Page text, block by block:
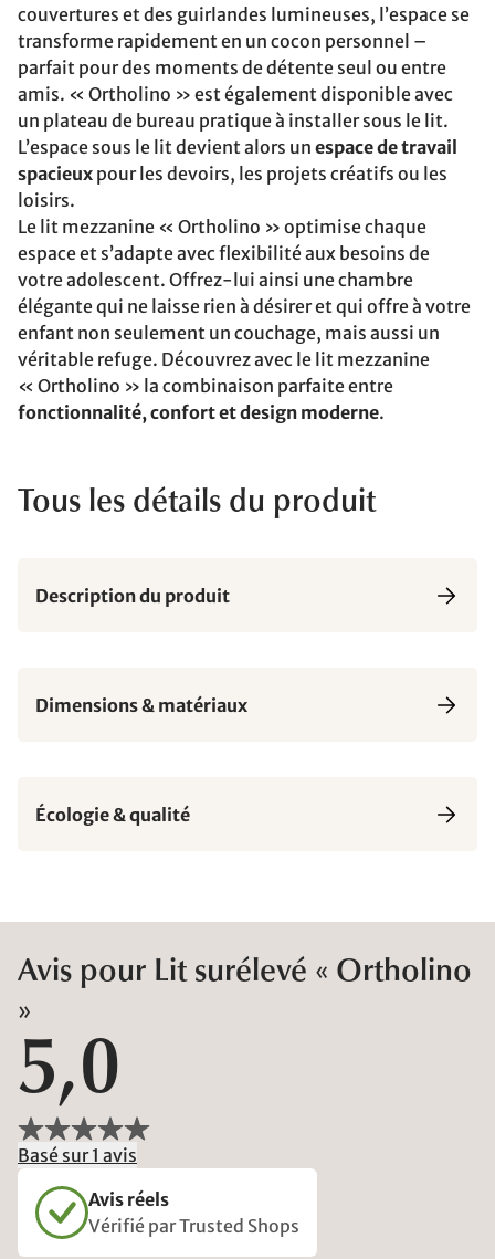
couvertures et des guirlandes lumineuses, l’espace se
transforme rapidement en un cocon personnel –
parfait pour des moments de détente seul ou entre
amis. « Ortholino » est également disponible avec
un plateau de bureau pratique à installer sous le lit.
L’espace sous le lit devient alors un espace de travail
spacieux pour les devoirs, les projets créatifs ou les
loisirs.
Le lit mezzanine « Ortholino » optimise chaque
espace et s’adapte avec flexibilité aux besoins de
votre adolescent. Offrez-lui ainsi une chambre
élégante qui ne laisse rien à désirer et qui offre à votre
enfant non seulement un couchage, mais aussi un
véritable refuge. Découvrez avec le lit mezzanine
« Ortholino » la combinaison parfaite entre
fonctionnalité, confort et design moderne.
Tous les détails du produit
Description du produit
Dimensions & matériaux
Écologie & qualité
Avis pour Lit surélevé « Ortholino
»
5,0
Basé sur 1 avis
Avis réels
Vérifié par Trusted Shops